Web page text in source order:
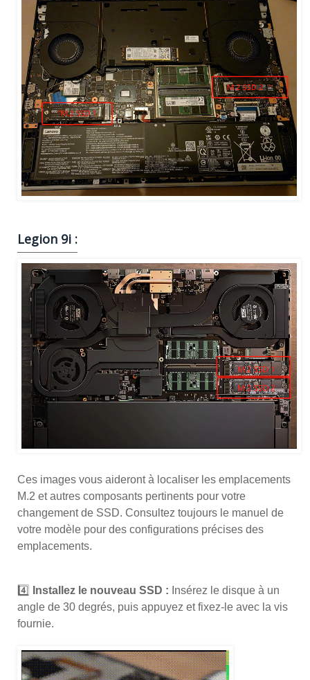
Legion 9i :
Ces images vous aideront à localiser les emplacements
M.2 et autres composants pertinents pour votre
changement de SSD. Consultez toujours le manuel de
votre modèle pour des configurations précises des
emplacements.
4️⃣ Installez le nouveau SSD : Insérez le disque à un
angle de 30 degrés, puis appuyez et fixez-le avec la vis
fournie.